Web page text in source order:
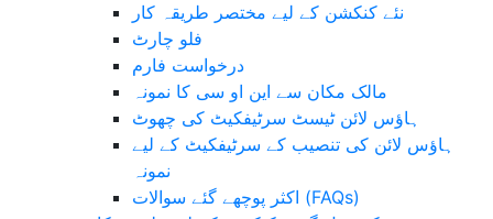
نئے کنکشن کے لیے مختصر طریقہ کار
فلو چارٹ
درخواست فارم
مالک مکان سے این او سی کا نمونہ
ہاؤس لائن ٹیسٹ سرٹیفکیٹ کی چھوٹ
ہاؤس لائن کی تنصیب کے سرٹیفکیٹ کے لیے
نمونہ
اکثر پوچھے گئے سوالات (FAQs)